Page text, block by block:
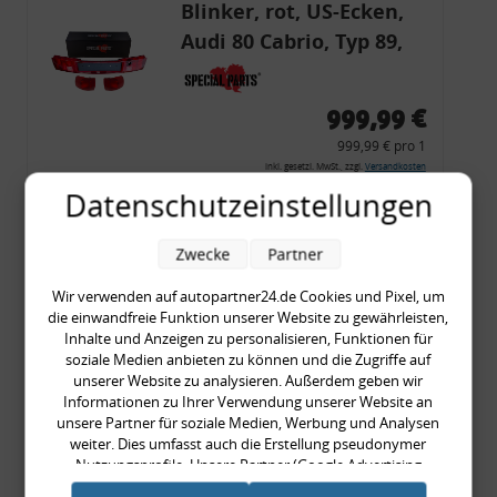
Blinker, rot, US-Ecken,
Audi 80 Cabrio, Typ 89,
OE-Nr.: 8G0945225 +
8G0945225C
999,99 €
999,99 € pro 1
inkl. gesetzl. MwSt., zzgl. Versandkosten
Merkzettel
Zum Artikel
COMING SOON!
Zierleisten- /
Seitenleisten-Set, Audi
80 Cabrio, Coupe, S2, (6x
Zierleiste, 2x Kappe,
Clipse,
389,90 €
Datenschutzeinstellungen
Wir verwenden auf autopartner24.de Cookies und Pixel, um
die einwandfreie Funktion unserer Website zu gewährleisten,
Inhalte und Anzeigen zu personalisieren, Funktionen für
soziale Medien anbieten zu können und die Zugriffe auf
unserer Website zu analysieren. Außerdem geben wir
Informationen zu Ihrer Verwendung unserer Website an
unsere Partner für soziale Medien, Werbung und Analysen
weiter. Dies umfasst auch die Erstellung pseudonymer
Nutzungsprofile. Unsere Partner (Google Advertising
Products) führen diese Informationen möglicherweise mit
Zwecke Partner